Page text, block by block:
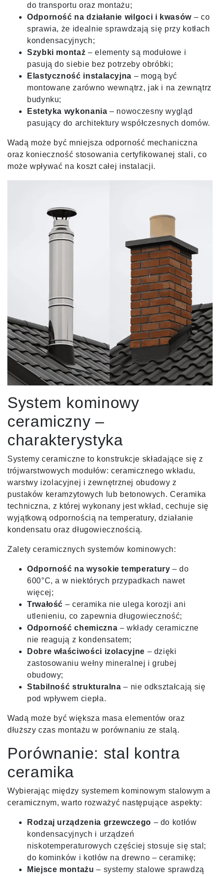
do transportu oraz montażu;
Odporność na działanie wilgoci i kwasów– co
sprawia, że idealnie sprawdzają się przy kotłach
kondensacyjnych;
Szybki montaż – elementy są modułowe i
pasują do siebie bez potrzeby obróbki;
Elastyczność instalacyjna – mogą być
montowane zarówno wewnątrz, jak i na zewnątrz
budynku;
Estetyka wykonania – nowoczesny wygląd
pasujący do architektury współczesnych domów.
Wadą może być mniejsza odporność mechaniczna
oraz konieczność stosowania certyfikowanej stali, co
może wpływać na koszt całej instalacji.
System kominowy
ceramiczny –
charakterystyka
Systemy ceramiczne to konstrukcje składające się z
trójwarstwowych modułów: ceramicznego wkładu,
warstwy izolacyjnej i zewnętrznej obudowy z
pustaków keramzytowych lub betonowych. Ceramika
techniczna, z której wykonany jest wkład, cechuje się
wyjątkową odpornością na temperatury, działanie
kondensatu oraz długowiecznością.
Zalety ceramicznych systemów kominowych:
Odporność na wysokie temperatury – do
600°C, a w niektórych przypadkach nawet
więcej;
Trwałość – ceramika nie ulega korozji ani
utlenieniu, co zapewnia długowieczność;
Odporność chemiczna – wkłady ceramiczne
nie reagują z kondensatem;
Dobre właściwości izolacyjne – dzięki
zastosowaniu wełny mineralnej i grubej
obudowy;
Stabilność strukturalna – nie odkształcają się
pod wpływem ciepła.
Wadą może być większa masa elementów oraz
dłuższy czas montażu w porównaniu ze stalą.
Porównanie: stal kontra
ceramika
Wybierając między systemem kominowym stalowym a
ceramicznym, warto rozważyć następujące aspekty:
Rodzaj urządzenia grzewczego – do kotłów
kondensacyjnych i urządzeń
niskotemperaturowych częściej stosuje się stal;
do kominków i kotłów na drewno – ceramikę;
Miejsce montażu – systemy stalowe sprawdzą